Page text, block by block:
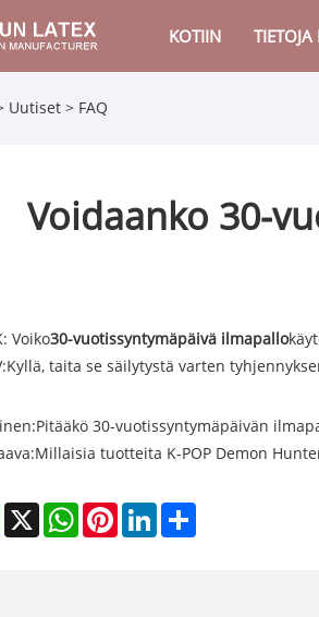
KOTIIN TIETOJA
Uutiset > FAQ
Voidaanko 30-
Voiko30-vuotissyntymäpäivä ilmapallo
Kyllä, taita se säilytystä varten
Pitääkö 30-vuotissyntymäpäivän
Millaisia ​​tuotteita K-POP Demon
Facebook
X WhatsAppPinterestLinkedIn